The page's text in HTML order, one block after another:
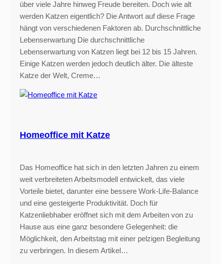
über viele Jahre hinweg Freude bereiten. Doch wie alt
werden Katzen eigentlich? Die Antwort auf diese Frage
hängt von verschiedenen Faktoren ab. Durchschnittliche
Lebenserwartung Die durchschnittliche
Lebenserwartung von Katzen liegt bei 12 bis 15 Jahren.
Einige Katzen werden jedoch deutlich älter. Die älteste
Katze der Welt, Creme…
Homeoffice mit Katze
Das Homeoffice hat sich in den letzten Jahren zu einem
weit verbreiteten Arbeitsmodell entwickelt, das viele
Vorteile bietet, darunter eine bessere Work-Life-Balance
und eine gesteigerte Produktivität. Doch für
Katzenliebhaber eröffnet sich mit dem Arbeiten von zu
Hause aus eine ganz besondere Gelegenheit: die
Möglichkeit, den Arbeitstag mit einer pelzigen Begleitung
zu verbringen. In diesem Artikel…